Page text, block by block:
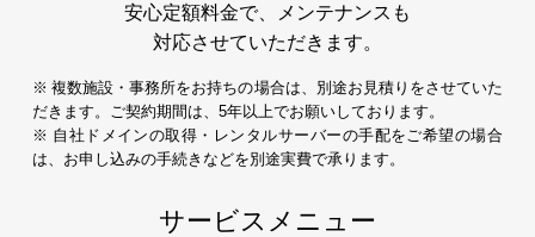
安心定額料金で、メンテナンスも
対応させていただきます。
※ 複数施設・事務所をお持ちの場合は、別途お見積りをさせていた
だきます。ご契約期間は、5年以上でお願いしております。
※ 自社ドメインの取得・レンタルサーバーの手配をご希望の場合
は、お申し込みの手続きなどを別途実費で承ります。
サービスメニュー